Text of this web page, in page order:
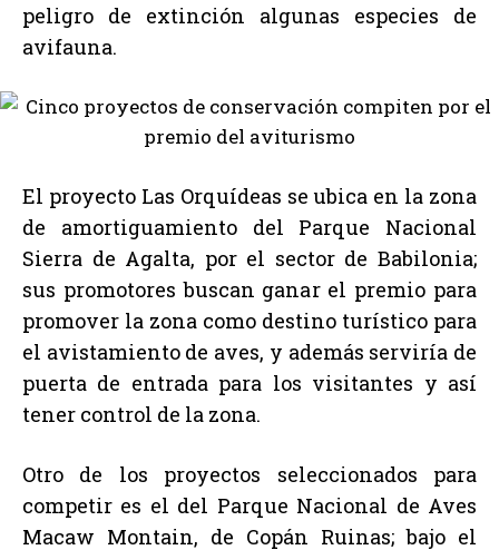
peligro de extinción algunas especies de
avifauna.
El proyecto Las Orquídeas se ubica en la zona
de amortiguamiento del Parque Nacional
Sierra de Agalta, por el sector de Babilonia;
sus promotores buscan ganar el premio para
promover la zona como destino turístico para
el avistamiento de aves, y además serviría de
puerta de entrada para los visitantes y así
tener control de la zona.
Otro de los proyectos seleccionados para
competir es el del Parque Nacional de Aves
Macaw Montain, de Copán Ruinas; bajo el